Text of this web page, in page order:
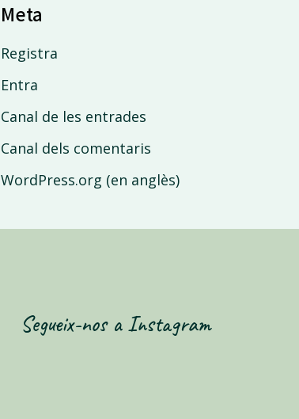
Meta
Registra
Entra
Canal de les entrades
Canal dels comentaris
WordPress.org (en anglès)
Segueix-nos a Instagram